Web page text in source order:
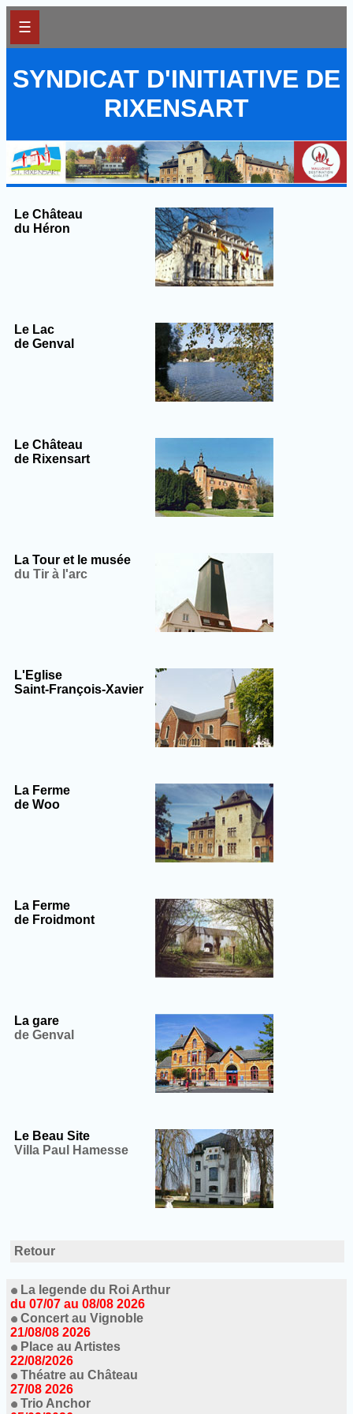
SYNDICAT D'INITIATIVE DE
RIXENSART
☰
Le Château
du Héron
Le Lac
de Genval
Le Château
de Rixensart
La Tour et le musée
du Tir à l'arc
L'Eglise
Saint-François-Xavier
La Ferme
de Woo
La Ferme
de Froidmont
La gare
de Genval
Le Beau Site
Villa Paul Hamesse
Retour
La legende du Roi Arthur
du 07/07 au 08/08 2026
Concert au Vignoble
21/08/08 2026
Place au Artistes
22/08/2026
Théatre au Château
27/08 2026
Trio Anchor